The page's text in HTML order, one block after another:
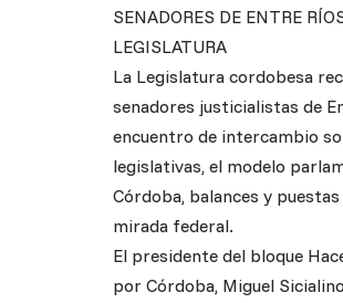
SENADORES DE ENTRE
LEGISLATURA
La Legislatura cordobesa
senadores justicialistas de
encuentro de intercambio
legislativas, el modelo
Córdoba, balances y
mirada federal.
El presidente del bloque
por Córdoba, Miguel